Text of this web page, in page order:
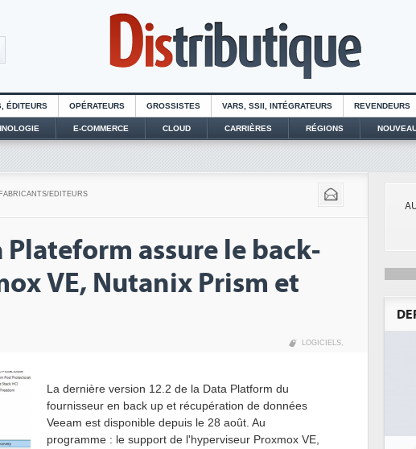
ÉDITEURS OPÉRATEURS GROSSISTES VARS, SSII, INTÉGRATEURS REVENDEURS
E-COMMERCE CLOUD CARRIÈRES RÉGIONS
FABRICANTS/EDITEURS
Plateform assure le back-
VE, Nutanix Prism et
LOGICIELS,
La dernière version 12.2 de la Data Platform du
fournisseur en back up et récupération de données
Veeam est disponible depuis le 28 août. Au
programme : le support de l'hyperviseur Proxmox VE,